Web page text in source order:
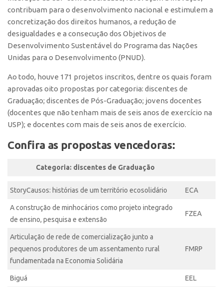
INCTs
PRPI/USP
InovaUSP
Comunicação
Eventos
Agenda AUSPIN
Fala Inovação
Premiações
Edição 2017
Inovação em Números
Propriedade Intelectual
Formas de Proteção
Patentes
contribuam para o desenvolvimento nacional e estimulem a
concretização dos direitos humanos, a redução de
desigualdades e a consecução dos Objetivos de
Desenvolvimento Sustentável do Programa das Nações
Unidas para o Desenvolvimento (PNUD).
Ao todo, houve 171 projetos inscritos, dentre os quais foram
aprovadas oito propostas por categoria: discentes de
Graduação; discentes de Pós-Graduação; jovens docentes
(docentes que não tenham mais de seis anos de exercício na
USP); e docentes com mais de seis anos de exercício.
Confira as propostas vencedoras:
Categoria: discentes de Graduação
StoryCausos: histórias de um território ecosolidário ECA
A construção de minhocários como projeto integrado
de ensino, pesquisa e extensão
FZEA
Articulação de rede de comercialização junto a
pequenos produtores de um assentamento rural
fundamentada na Economia Solidária
FMRP
Biguá EEL